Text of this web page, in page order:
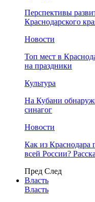
Перспективы
Краснодарского
Новости
Топ мест в
на праздники
Культура
На Кубани
синагог
Новости
Как из Краснодара
всей России?
Пред След
Власть
Власть